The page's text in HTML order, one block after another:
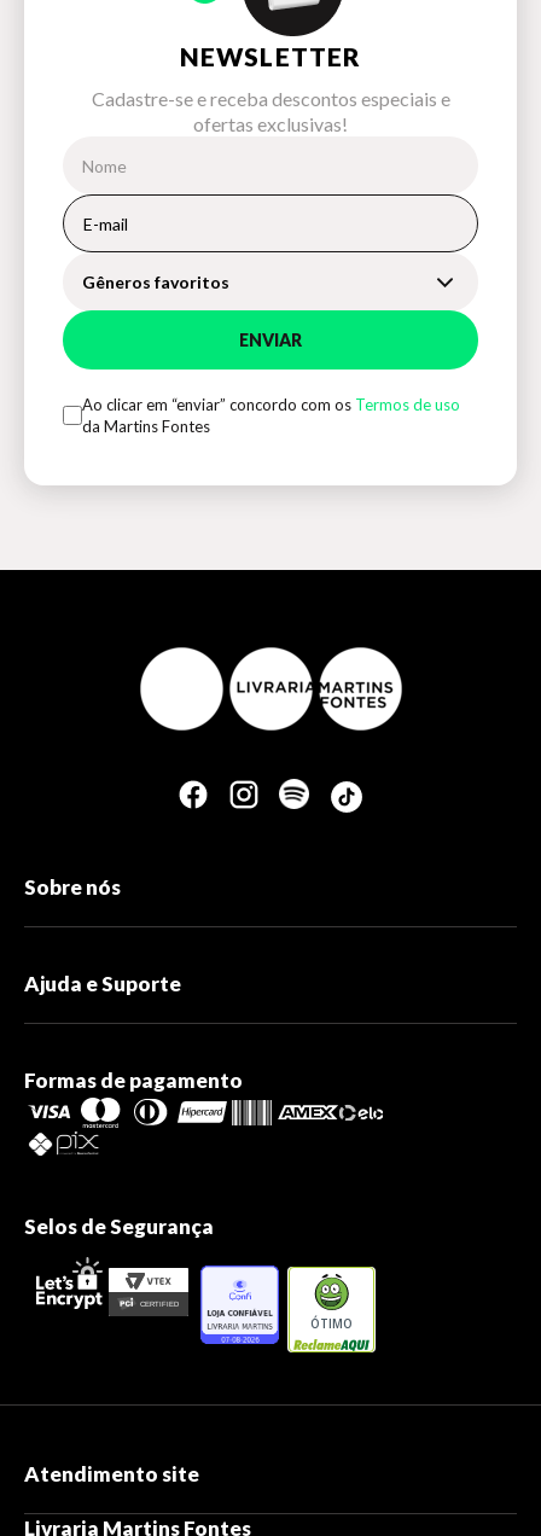
NEWSLETTER
Cadastre-se e receba descontos especiais e
ofertas exclusivas!
Gêneros favoritos
ENVIAR
Ao clicar em “enviar” concordo com os Termos de uso
da Martins Fontes
Sobre nós
Ajuda e Suporte
Formas de pagamento
Selos de Segurança
ÓTIMO
Atendimento site
Livraria Martins Fontes